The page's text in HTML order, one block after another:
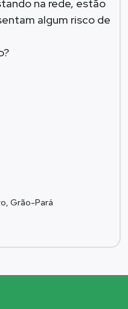
na rede, estão
algum risco de
Grão-Pará